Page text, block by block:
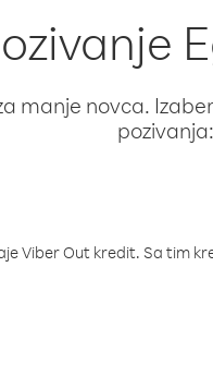
manje novca.
pozivanja:
Viber Out kredit. Sa tim